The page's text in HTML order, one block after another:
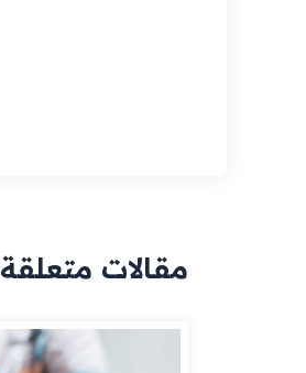
مقالات متعلقة